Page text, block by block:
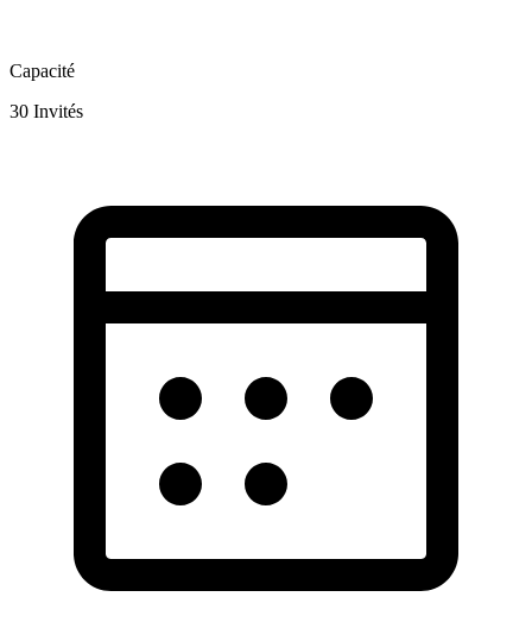
Capacité
30 Invités